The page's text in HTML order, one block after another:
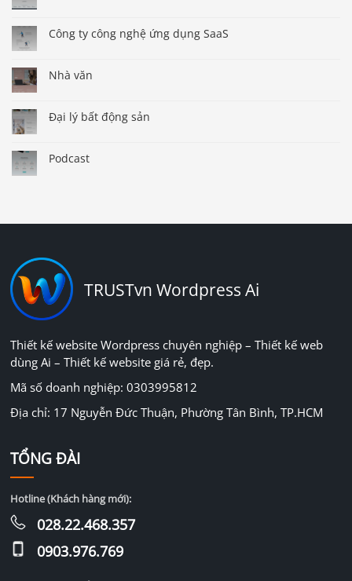
Công ty công nghệ ứng dụng SaaS
Nhà văn
Đại lý bất động sản
Podcast
TRUSTvn Wordpress Ai
Thiết kế website Wordpress chuyên nghiệp – Thiết kế web
dùng Ai – Thiết kế website giá rẻ, đẹp.
Mã số doanh nghiệp: 0303995812
Địa chỉ: 17 Nguyễn Đức Thuận, Phường Tân Bình, TP.HCM
TỔNG ĐÀI
Hotline (Khách hàng mới):
028.22.468.357
0903.976.769